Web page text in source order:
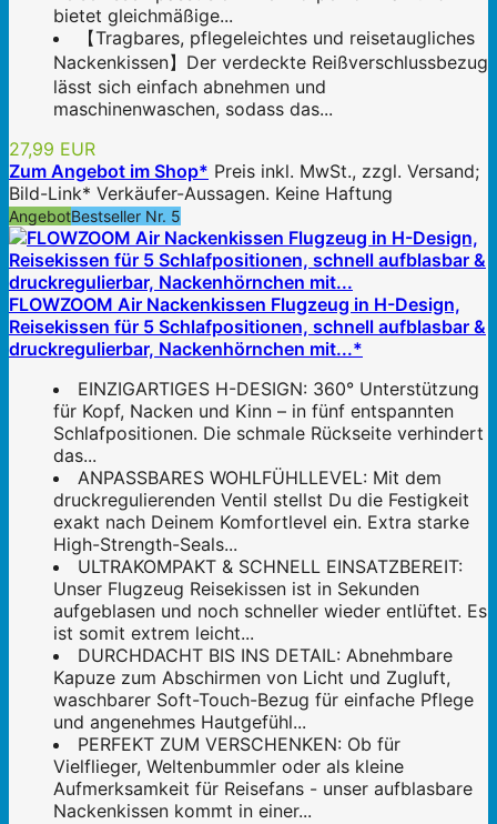
bietet gleichmäßige...
【Tragbares, pflegeleichtes und reisetaugliches
Nackenkissen】Der verdeckte Reißverschlussbezug
lässt sich einfach abnehmen und
maschinenwaschen, sodass das...
27,99 EUR
Zum Angebot im Shop* Preis inkl. MwSt., zzgl. Versand;
Bild-Link* Verkäufer-Aussagen. Keine Haftung
AngebotBestseller Nr. 5
FLOWZOOM Air Nackenkissen Flugzeug in H-Design,
Reisekissen für 5 Schlafpositionen, schnell aufblasbar &
druckregulierbar, Nackenhörnchen mit...*
EINZIGARTIGES H-DESIGN: 360° Unterstützung
für Kopf, Nacken und Kinn – in fünf entspannten
Schlafpositionen. Die schmale Rückseite verhindert
das...
ANPASSBARES WOHLFÜHLLEVEL: Mit dem
druckregulierenden Ventil stellst Du die Festigkeit
exakt nach Deinem Komfortlevel ein. Extra starke
High-Strength-Seals...
ULTRAKOMPAKT & SCHNELL EINSATZBEREIT:
Unser Flugzeug Reisekissen ist in Sekunden
aufgeblasen und noch schneller wieder entlüftet. Es
ist somit extrem leicht...
DURCHDACHT BIS INS DETAIL: Abnehmbare
Kapuze zum Abschirmen von Licht und Zugluft,
waschbarer Soft-Touch-Bezug für einfache Pflege
und angenehmes Hautgefühl...
PERFEKT ZUM VERSCHENKEN: Ob für
Vielflieger, Weltenbummler oder als kleine
Aufmerksamkeit für Reisefans - unser aufblasbare
Nackenkissen kommt in einer...